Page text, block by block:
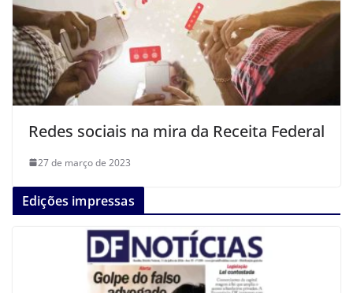
Redes sociais na mira da Receita Federal
27 de março de 2023
Edições impressas